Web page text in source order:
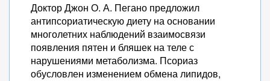
Доктор Джон О. А. Пегано предложил
антипсориатическую диету на основании
многолетних наблюдений взаимосвязи
появления пятен и бляшек на теле с
нарушениями метаболизма. Псориаз
обусловлен изменением обмена липидов,